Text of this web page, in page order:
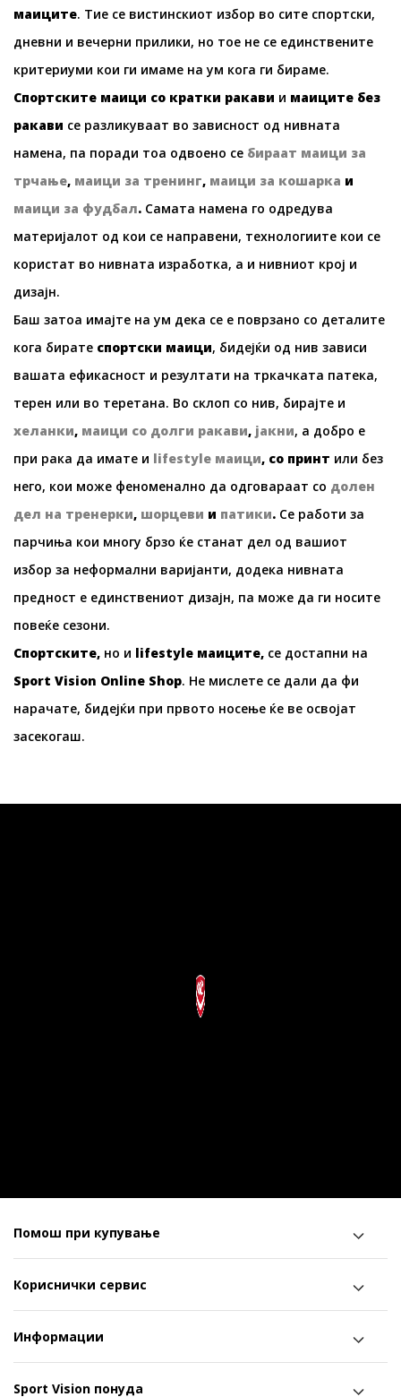
маиците. Тие се вистинскиот избор во сите спортски,
дневни и вечерни прилики, но тое не се единствените
критериуми кои ги имаме на ум кога ги бираме.
Спортските маици со кратки ракави и маиците без
ракави се разликуваат во зависност од нивната
намена, па поради тоа одвоено се бираат маици за
трчање, маици за тренинг, маици за кошарка и
маици за фудбал. Самата намена го одредува
материјалот од кои се направени, технологиите кои се
користат во нивната изработка, а и нивниот крој и
дизајн.
Баш затоа имајте на ум дека се е поврзано со деталите
кога бирате спортски маици, бидејќи од нив зависи
вашата ефикасност и резултати на тркачката патека,
терен или во теретана. Во склоп со нив, бирајте и
хеланки, маици со долги ракави, јакни, а добро е
при рака да имате и lifestyle маици, со принт или без
него, кои може феноменално да одговараат со долен
дел на тренерки, шорцеви и патики. Се работи за
парчиња кои многу брзо ќе станат дел од вашиот
избор за неформални варијанти, додека нивната
предност е единствениот дизајн, па може да ги носите
повеќе сезони.
Спортските, но и lifestyle маиците, се достапни на
Sport Vision Online Shop. Не мислете се дали да фи
нарачате, бидејќи при првото носење ќе ве освојат
засекогаш.
Помош при купување
Кориснички сервис
Информации
Sport Vision понуда